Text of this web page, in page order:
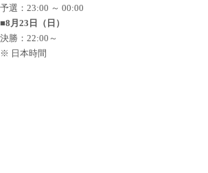
予選：23:00 ～ 00:00
■8月23日（日）
決勝：22:00～
※ 日本時間